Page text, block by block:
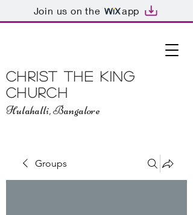
Join us on the app
Christ The King
Church
Hulahalli, Bangalore
Groups